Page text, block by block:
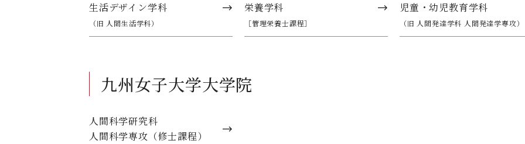
1年次
2年次の実習先を決めるとき、就職を視野に入れている園を選んだ。
子育てサロンに参加し、リアルな現場を経験。活動を通して子ども
「子育て支援演習」では、保育者としての知識だけではなく、人と
子育てサロンがスムーズに進行できるようにメンバーから意見を集
生活デザイン学科
（旧 人間生活学科）
栄養学科
［管理栄養士課程］
児童・幼児教育学科
（旧 人間発達学科 人間発達学専攻）
九州女子大学大学院
人間科学研究科
人間科学専攻（修士課程）